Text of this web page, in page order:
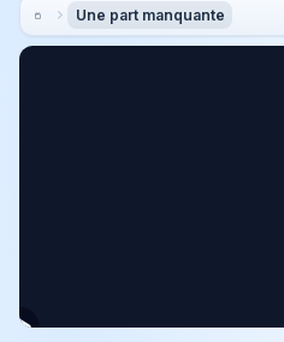
Une part manquante